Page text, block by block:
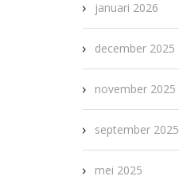
januari 2026
december 2025
november 2025
september 2025
mei 2025